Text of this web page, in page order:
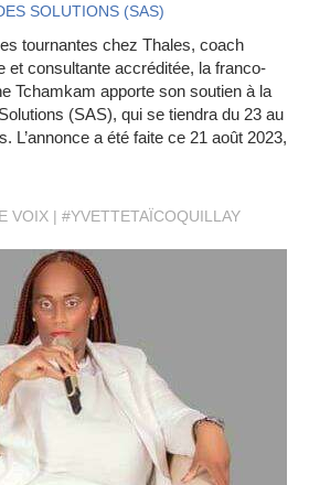
SOLUTIONS (SAS)
tournantes chez Thales, coach
et consultante accréditée, la franco-
Tchamkam apporte son soutien à la
(SAS), qui se tiendra du 23 au
L’annonce a été faite ce 21 août 2023,
VOIX #YVETTETAÏCOQUILLAY